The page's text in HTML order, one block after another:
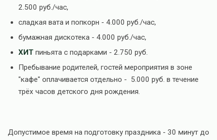
2.500 руб./час,
сладкая вата и попкорн - 4.000 руб./час,
бумажная дискотека - 4.000 руб./час,
ХИТ пиньята с подарками - 2.750 руб.
Пребывание родителей, гостей мероприятия в зоне
"кафе" оплачивается отдельно - 5.000 руб. в течение
трёх часов детского дня рождения.
Допустимое время на подготовку праздника - 30 минут до